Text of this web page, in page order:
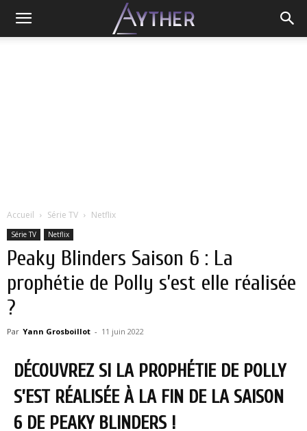
Accueil Série TV Netflix
Série TV Netflix
Peaky Blinders Saison 6 : La
prophétie de Polly s’est elle réalisée
?
Par Yann Grosboillot - 11 juin 2022
DÉCOUVREZ SI LA PROPHÉTIE DE POLLY
S’EST RÉALISÉE À LA FIN DE LA SAISON
6 DE PEAKY BLINDERS !